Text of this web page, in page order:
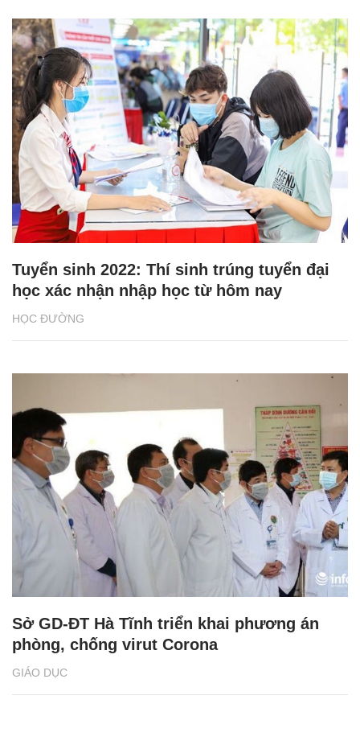
HỌC ĐƯỜNG
Tuyển sinh 2022: Thí sinh trúng tuyển đại
học xác nhận nhập học từ hôm nay
GIÁO DỤC
Sở GD-ĐT Hà Tĩnh triển khai phương án
phòng, chống virut Corona